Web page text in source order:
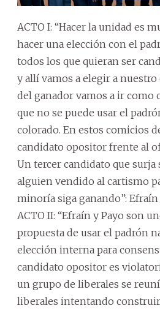
ACTO I: “Hacer la unidad es
hacer una elección con el
todos los que quieran ser
y allí vamos a elegir a
del ganador vamos a ir como
que no se puede usar el
colorado. En estos comicios
candidato opositor frente al
Un tercer candidato que surja
alguien vendido al cartismo
minoría siga ganando”:
ACTO II: “Efraín y Payo son
propuesta de usar el padrón
elección interna para
candidato opositor es
un grupo de liberales se
liberales intentando